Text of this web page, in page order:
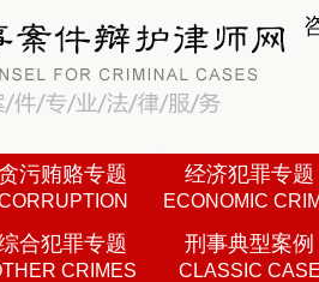
污贿赂专题 经济犯罪专题
ECONOMIC
合犯罪专题
CRIMES
刑事典型案例
CLASSIC